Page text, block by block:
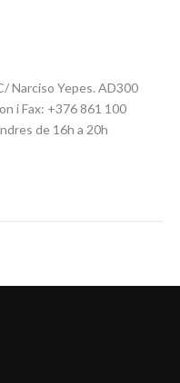
Narciso Yepes. AD300
i Fax: +376 861 100
de 16h a 20h